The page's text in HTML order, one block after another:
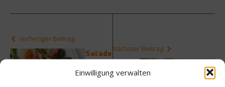
Einwilligung verwalten
vorheriger Beitrag
Salade
e mit
Nächster Beitrag
lassen